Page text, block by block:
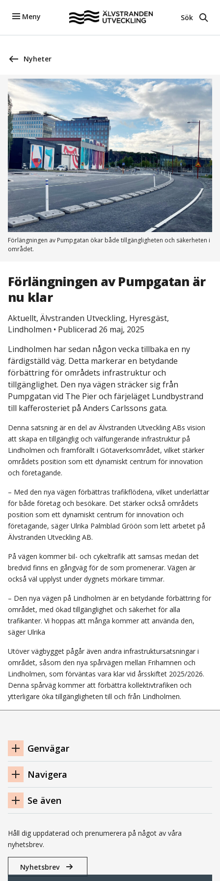
Meny Sök
Nyheter
Förlängningen av Pumpgatan ökar både tillgängligheten och säkerheten i
området.
Förlängningen av Pumpgatan är
nu klar
Aktuellt, Älvstranden Utveckling, Hyresgäst,
Lindholmen • Publicerad 26 maj, 2025
Lindholmen har sedan någon vecka tillbaka en ny
färdigställd väg. Detta markerar en betydande
förbättring för områdets infrastruktur och
tillgänglighet. Den nya vägen sträcker sig från
Pumpgatan vid The Pier och färjeläget Lundbystrand
till kafferosteriet på Anders Carlssons gata.
Denna satsning är en del av Älvstranden Utveckling ABs vision
att skapa en tillgänglig och välfungerande infrastruktur på
Lindholmen och framförallt i Götaverksområdet, vilket stärker
områdets position som ett dynamiskt centrum för innovation
och företagande.
– Med den nya vägen förbättras trafikflödena, vilket underlättar
för både företag och besökare. Det stärker också områdets
position som ett dynamiskt centrum för innovation och
företagande, säger Ulrika Palmblad Gröön som lett arbetet på
Älvstranden Utveckling AB.
På vägen kommer bil- och cykeltrafik att samsas medan det
bredvid finns en gångväg för de som promenerar. Vägen är
också väl upplyst under dygnets mörkare timmar.
– Den nya vägen på Lindholmen är en betydande förbättring för
området, med ökad tillgänglighet och säkerhet för alla
trafikanter. Vi hoppas att många kommer att använda den,
säger Ulrika
Utöver vägbygget pågår även andra infrastruktursatsningar i
området, såsom den nya spårvägen mellan Frihamnen och
Lindholmen, som förväntas vara klar vid årsskiftet 2025/2026.
Denna spårväg kommer att förbättra kollektivtrafiken och
ytterligare öka tillgängligheten till och från Lindholmen.
Navigation
sidfot
Genvägar
Navigera
Se även
Håll dig uppdaterad och prenumerera på något av våra
nyhetsbrev.
Nyhetsbrev